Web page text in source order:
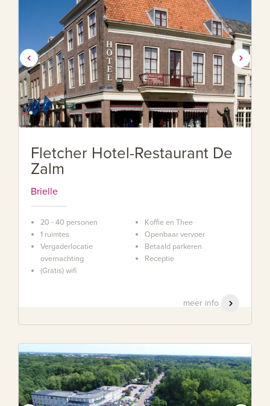
Fletcher Hotel-Restaurant De
Zalm
Brielle
20 - 40 personen
1 ruimtes
Vergaderlocatie
overnachting
(Gratis) wifi
Koffie en Thee
Openbaar vervoer
Betaald parkeren
Receptie
meer info